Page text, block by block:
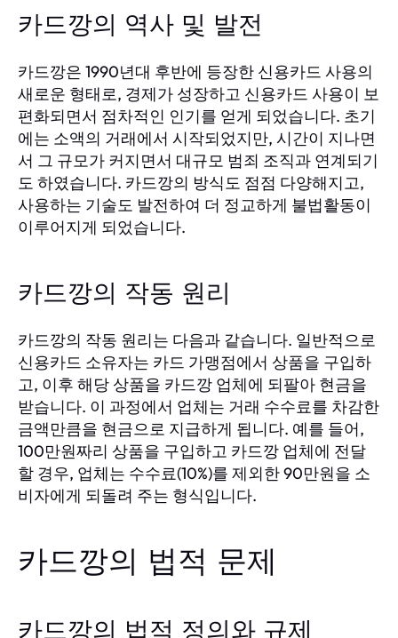
카드깡의 역사 및 발전
카드깡은 1990년대 후반에 등장한 신용카드 사용의
새로운 형태로, 경제가 성장하고 신용카드 사용이 보
편화되면서 점차적인 인기를 얻게 되었습니다. 초기
에는 소액의 거래에서 시작되었지만, 시간이 지나면
서 그 규모가 커지면서 대규모 범죄 조직과 연계되기
도 하였습니다. 카드깡의 방식도 점점 다양해지고,
사용하는 기술도 발전하여 더 정교하게 불법활동이
이루어지게 되었습니다.
카드깡의 작동 원리
카드깡의 작동 원리는 다음과 같습니다. 일반적으로
신용카드 소유자는 카드 가맹점에서 상품을 구입하
고, 이후 해당 상품을 카드깡 업체에 되팔아 현금을
받습니다. 이 과정에서 업체는 거래 수수료를 차감한
금액만큼을 현금으로 지급하게 됩니다. 예를 들어,
100만원짜리 상품을 구입하고 카드깡 업체에 전달
할 경우, 업체는 수수료(10%)를 제외한 90만원을 소
비자에게 되돌려 주는 형식입니다.
카드깡의 법적 문제
카드깡의 법적 정의와 규제